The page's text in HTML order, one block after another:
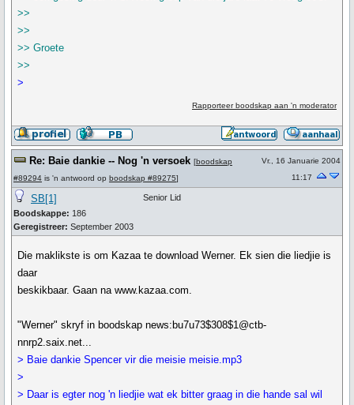
>>
>>
>> Groete
>>
>
Rapporteer boodskap aan 'n moderator
Re: Baie dankie -- Nog 'n versoek [boodskap
#89294 is 'n antwoord op boodskap #89275]
Vr., 16 Januarie 2004
11:17
SB[1]
Boodskappe: 186
Geregistreer: September 2003
Senior Lid
Die maklikste is om Kazaa te download Werner. Ek sien die liedjie is
daar
beskikbaar. Gaan na www.kazaa.com.
"Werner" skryf in boodskap news:bu7u73$308$1@ctb-
nnrp2.saix.net...
> Baie dankie Spencer vir die meisie meisie.mp3
>
> Daar is egter nog 'n liedjie wat ek bitter graag in die hande sal wil